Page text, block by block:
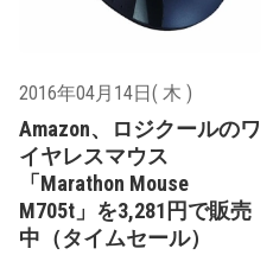
2016年04月14日( 木 )
Amazon、ロジクールのワ
イヤレスマウス
「Marathon Mouse
M705t」を3,281円で販売
中（タイムセール）